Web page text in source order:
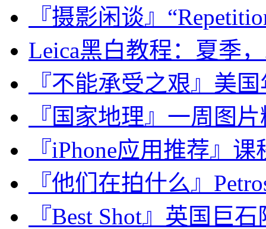
『摄影闲谈』
Leica黑白教程：夏季
『不能承受之艰』美
『国家地理』一周图
『iPhone应用推荐』课
『他们在拍什么』
『Best Shot』英国巨